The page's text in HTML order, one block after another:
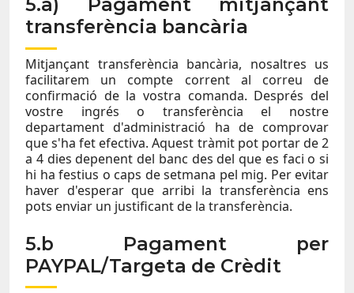
transferència bancària
Mitjançant transferència bancària, nosaltres us
facilitarem un compte corrent al correu de
confirmació de la vostra comanda. Després del
vostre ingrés o transferència el nostre
departament d'administració ha de comprovar
que s'ha fet efectiva. Aquest tràmit pot portar de 2
a 4 dies depenent del banc des del que es faci o si
hi ha festius o caps de setmana pel mig. Per evitar
haver d'esperar que arribi la transferència ens
pots enviar un justificant de la transferència.
5.b Pagament per
PAYPAL/Targeta de Crèdit